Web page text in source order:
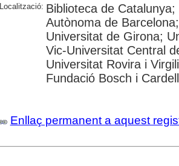
Localització: Biblioteca de
Autònoma de
Universitat de Girona;
Vic-Universitat Central
Universitat Rovira i
Fundació Bosch i
Enllaç permanent a aquest